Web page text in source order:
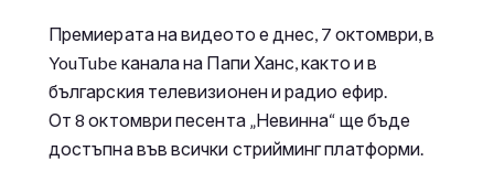
Премиерата на видеото е днес, 7 октомври, в
YouTube канала на Папи Ханс, както и в
българския телевизионен и радио ефир.
От 8 октомври песента „Невинна“ ще бъде
достъпна във всички стрийминг платформи.